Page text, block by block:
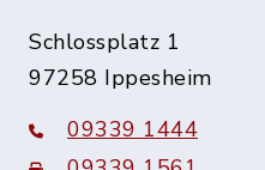
Schlossplatz 1
97258 Ippesheim
09339 1444